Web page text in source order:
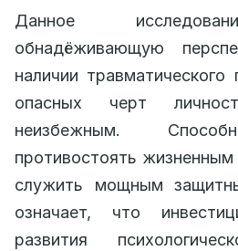
Данное
обнадёживающую
наличии
опасных черт
неизбежным.
противостоять
служить мощным
означает, что
развития